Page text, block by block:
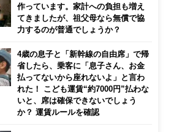
作っています。家計への負担も増え
てきましたが、祖父母なら無償で協
力するのが普通でしょうか？
4歳の息子と「新幹線の自由席」で帰
省したら、乗客に「息子さん、お金
払ってないから座れないよ」と言わ
れた！ こども運賃“約7000円”払わな
いと、席は確保できないでしょう
か？ 運賃ルールを確認